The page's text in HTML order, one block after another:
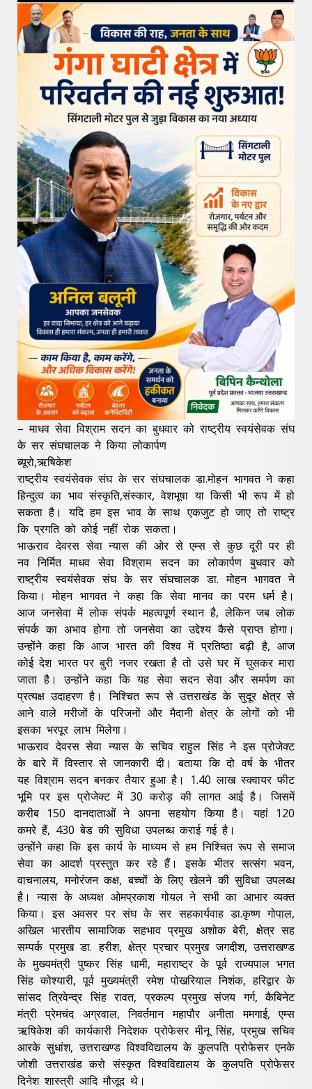
– माधव सेवा विश्राम सदन का बुधवार को राष्ट्रीय स्वयंसेवक संघ
के सर संघचालक ने किया लोकार्पण
ब्यूरो,ऋषिकेश
राष्ट्रीय स्वयंसेवक संघ के सर संघचालक डा.मोहन भागवत ने कहा
हिन्दुत्व का भाव संस्कृति,संस्कार, वेशभूषा या किसी भी रूप में हो
सकता है। यदि हम इस भाव के साथ एकजुट हो जाए तो राष्ट्र
कि प्रगति को कोई नहीं रोक सकता।
भाऊराव देवरस सेवा न्यास की ओर से एम्स से कुछ दूरी पर ही
नव निर्मित माधव सेवा विश्राम सदन का लोकार्पण बुधवार को
राष्ट्रीय स्वयंसेवक संघ के सर संघचालक डा. मोहन भागवत ने
किया। मोहन भागवत ने कहा कि सेवा मानव का परम धर्म है।
आज जनसेवा में लोक संपर्क महत्वपूर्ण स्थान है, लेकिन जब लोक
संपर्क का अभाव होगा तो जनसेवा का उद्देश्य कैसे प्राप्त होगा।
उन्होंने कहा कि आज भारत की विश्व में प्रतिष्ठा बढ़ी है, आज
कोई देश भारत पर बुरी नजर रखता है तो उसे घर में घुसकर मारा
जाता है। उन्होंने कहा कि यह सेवा सदन सेवा और समर्पण का
प्रत्यक्ष उदाहरण है। निश्चित रूप से उत्तराखंड के सुदूर क्षेत्र से
आने वाले मरीजों के परिजनों और मैदानी क्षेत्र के लोगों को भी
इसका भरपूर लाभ मिलेगा।
भाऊराव देवरस सेवा न्यास के सचिव राहुल सिंह ने इस प्रोजेक्ट
के बारे में विस्तार से जानकारी दी। बताया कि दो वर्ष के भीतर
यह विश्राम सदन बनकर तैयार हुआ है। 1.40 लाख स्क्वायर फीट
भूमि पर इस प्रोजेक्ट में 30 करोड़ की लागत आई है। जिसमें
करीब 150 दानदाताओं ने अपना सहयोग किया है। यहां 120
कमरे हैं, 430 बेड की सुविधा उपलब्ध कराई गई है।
उन्होंने कहा कि इस कार्य के माध्यम से हम निश्चित रूप से समाज
सेवा का आदर्श प्रस्तुत कर रहे हैं। इसके भीतर सत्संग भवन,
वाचनालय, मनोरंजन कक्ष, बच्चों के लिए खेलने की सुविधा उपलब्ध
है। न्यास के अध्यक्ष ओमप्रकाश गोयल ने सभी का आभार व्यक्त
किया। इस अवसर पर संघ के सर सहकार्यवाह डा.कृष्ण गोपाल,
अखिल भारतीय सामाजिक सहभाव प्रमुख अशोक बेरी, क्षेत्र सह
सम्पर्क प्रमुख डा. हरीश, क्षेत्र प्रचार प्रमुख जगदीश, उत्तराखण्ड
के मुख्यमंत्री पुष्कर सिंह धामी, महाराष्ट्र के पूर्व राज्यपाल भगत
सिंह कोश्यारी, पूर्व मुख्यमंत्री रमेश पोखरियाल निशंक, हरिद्वार के
सांसद त्रिवेन्द्र सिंह रावत, प्रकल्प प्रमुख संजय गर्ग, कैबिनेट
मंत्री प्रेमचंद अग्रवाल, निवर्तमान महापौर अनीता ममगाई, एम्स
ऋषिकेश की कार्यकारी निदेशक प्रोफेसर मीनू सिंह, प्रमुख सचिव
आरके सुधांश, उत्तराखण्ड विश्वविद्यालय के कुलपति प्रोफेसर एनके
जोशी उत्तराखंड करो संस्कृत विश्वविद्यालय के कुलपति प्रोफेसर
दिनेश शास्त्री आदि मौजूद थे।